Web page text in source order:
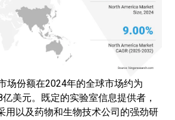
场份额在2024年的全球市场约为
美元。既定的实验室信息提供者，
用以及药物和生物技术公司的强劲研